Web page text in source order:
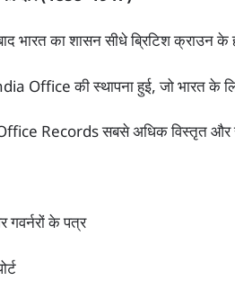
भारत का शासन सीधे ब्रिटिश क्राउन के
Office की स्थापना हुई, जो भारत के
Records सबसे अधिक विस्तृत और
गवर्नरों के पत्र